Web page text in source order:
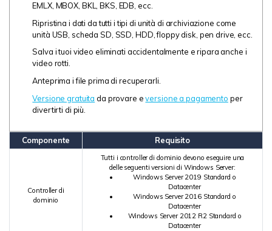
EMLX, MBOX, BKL, BKS, EDB, ecc.
Ripristina i dati da tutti i tipi di unità di archiviazione come
unità USB, scheda SD, SSD, HDD, floppy disk, pen drive, ecc.
Salva i tuoi video eliminati accidentalmente e ripara anche i
video rotti.
Anteprima i file prima di recuperarli.
Versione gratuita da provare eversione a pagamento per
divertirti di più.
Componente Requisito
Controller di
dominio
Tutti i controller di dominio devono eseguire una
delle seguenti versioni di Windows Server:
Windows Server 2019 Standard o
Datacenter
Windows Server 2016 Standard o
Datacenter
Windows Server 2012 R2 Standard o
Datacenter